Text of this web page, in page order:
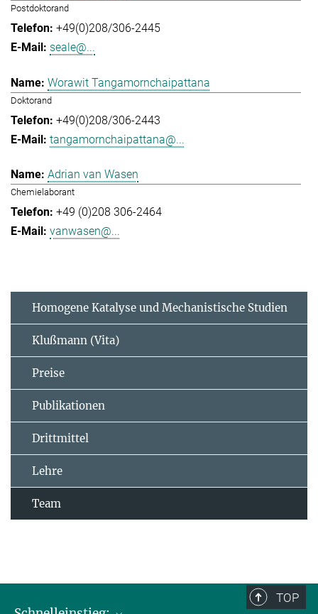
Postdoktorand
+49(0)208/306-2445
seale@...
Worawit Tangamornchaipattana
Doktorand
+49(0)208/306-2443
tangamornchaipattana@...
Adrian van Wasen
Chemielaborant
+49 (0)208 306-2464
vanwasen@...
Homogene Katalyse und Mechanistische Studien
Klußmann (Vita)
Preise
Publikationen
Drittmittel
Lehre
Team
TOP